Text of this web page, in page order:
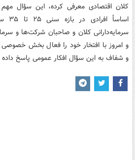
کلان اقتصادی معرفی کرده، این سؤال
سرمایه‌دارانی کلان و صاحبان شرکت‌ها و
و امروز با افتخار خود را فعال بخش
و شفاف به این سؤال افکار عمومی پاسخ